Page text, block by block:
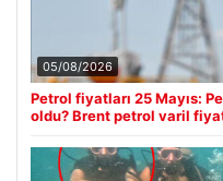
05/08/2026
Petrol fiyatları 25 Mayıs:
oldu? Brent petrol varil